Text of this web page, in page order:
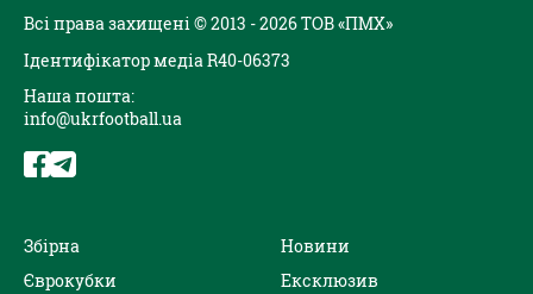
Всі права захищені © 2013 - 2026 ТОВ «ПМХ»
Ідентифікатор медіа R40-06373
Наша пошта:
info@ukrfootball.ua
Збірна
Єврокубки
Новини
Ексклюзив